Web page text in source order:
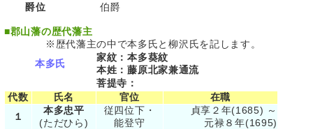
爵位
伯爵
■郡山藩の歴代藩主
※歴代藩主の中で本多氏と柳沢氏を記します。
本多氏
家紋：本多葵紋
本姓：藤原北家兼通流
菩提寺：
代数
氏名 官位
在職
１
本多忠平
(ただひら)
従四位下・
能登守
貞享２年(1685) ～
元禄８年(1695)